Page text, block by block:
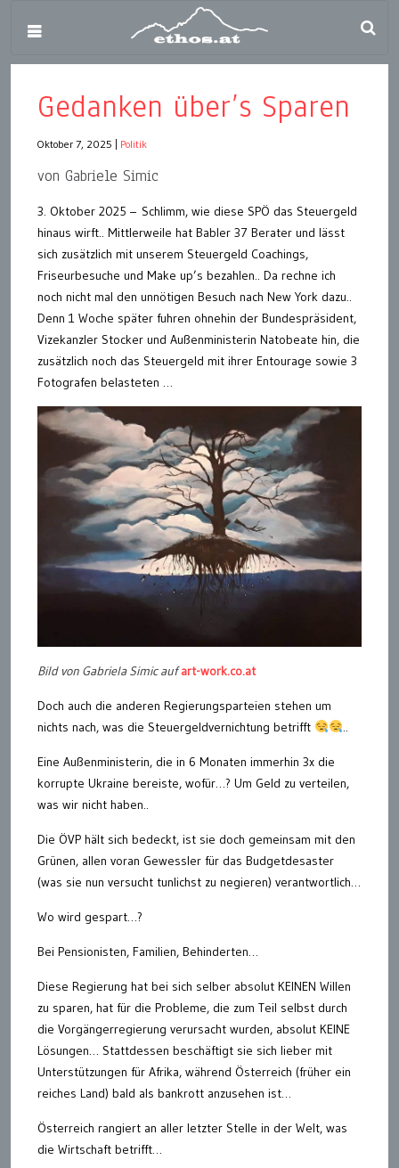
Gedanken über’s Sparen
Oktober 7, 2025 Politik
von Gabriele Simic
3. Oktober 2025 – Schlimm, wie diese SPÖ das Steuergeld
hinaus wirft.. Mittlerweile hat Babler 37 Berater und lässt
sich zusätzlich mit unserem Steuergeld Coachings,
Friseurbesuche und Make up’s bezahlen.. Da rechne ich
noch nicht mal den unnötigen Besuch nach New York dazu..
Denn 1 Woche später fuhren ohnehin der Bundespräsident,
Vizekanzler Stocker und Außenministerin Natobeate hin, die
zusätzlich noch das Steuergeld mit ihrer Entourage sowie 3
Fotografen belasteten …
Bild von Gabriela Simic auf art-work.co.at
Doch auch die anderen Regierungsparteien stehen um
nichts nach, was die Steuergeldvernichtung betrifft
..
Eine Außenministerin, die in 6 Monaten immerhin 3x die
korrupte Ukraine bereiste, wofür…? Um Geld zu verteilen,
was wir nicht haben..
Die ÖVP hält sich bedeckt, ist sie doch gemeinsam mit den
Grünen, allen voran Gewessler für das Budgetdesaster
(was sie nun versucht tunlichst zu negieren) verantwortlich…
Wo wird gespart…?
Bei Pensionisten, Familien, Behinderten…
Diese Regierung hat bei sich selber absolut KEINEN Willen
zu sparen, hat für die Probleme, die zum Teil selbst durch
die Vorgängerregierung verursacht wurden, absolut KEINE
Lösungen… Stattdessen beschäftigt sie sich lieber mit
Unterstützungen für Afrika, während Österreich (früher ein
reiches Land) bald als bankrott anzusehen ist…
Österreich rangiert an aller letzter Stelle in der Welt, was
die Wirtschaft betrifft…